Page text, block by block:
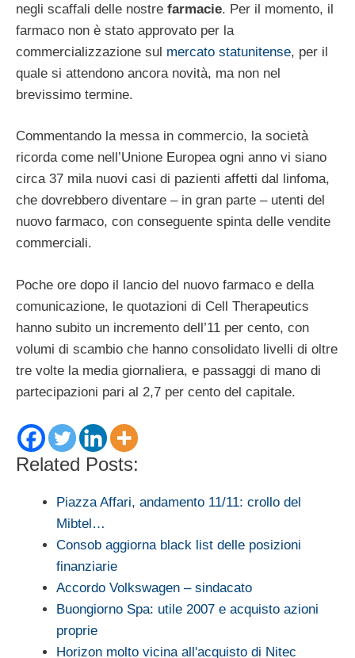
negli scaffali delle nostre farmacie. Per il momento, il
farmaco non è stato approvato per la
commercializzazione sul mercato statunitense, per il
quale si attendono ancora novità, ma non nel
brevissimo termine.
Commentando la messa in commercio, la società
ricorda come nell’Unione Europea ogni anno vi siano
circa 37 mila nuovi casi di pazienti affetti dal linfoma,
che dovrebbero diventare – in gran parte – utenti del
nuovo farmaco, con conseguente spinta delle vendite
commerciali.
Poche ore dopo il lancio del nuovo farmaco e della
comunicazione, le quotazioni di Cell Therapeutics
hanno subito un incremento dell’11 per cento, con
volumi di scambio che hanno consolidato livelli di oltre
tre volte la media giornaliera, e passaggi di mano di
partecipazioni pari al 2,7 per cento del capitale.
Related Posts:
Piazza Affari, andamento 11/11: crollo del
Mibtel…
Consob aggiorna black list delle posizioni
finanziarie
Accordo Volkswagen – sindacato
Buongiorno Spa: utile 2007 e acquisto azioni
proprie
Horizon molto vicina all'acquisto di Nitec